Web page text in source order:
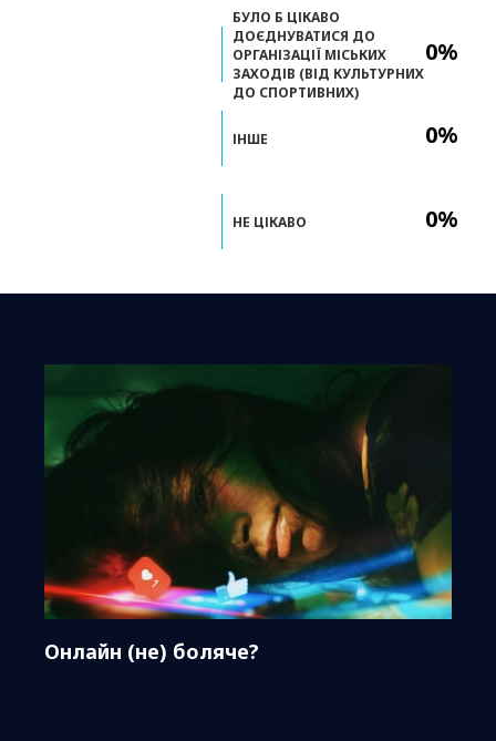
0%
0%
0%
БУЛО Б ЦІКАВО
ДОЄДНУВАТИСЯ ДО
ОРГАНІЗАЦІЇ МІСЬКИХ
ЗАХОДІВ (ВІД КУЛЬТУРНИХ
ДО СПОРТИВНИХ)
ІНШЕ
НЕ ЦІКАВО
Онлайн (не) боляче?